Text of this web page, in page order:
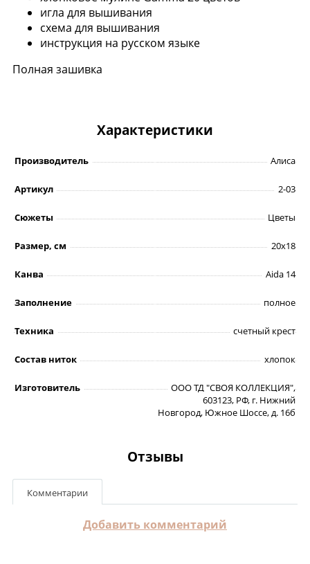
игла для вышивания
схема для вышивания
инструкция на русском языке
Полная зашивка
Характеристики
Производитель Алиса
Артикул 2-03
Сюжеты Цветы
Размер, см 20х18
Канва Aida 14
Заполнение полное
Техника счетный крест
Состав ниток хлопок
Изготовитель
ООО ТД "СВОЯ КОЛЛЕКЦИЯ",
603123, РФ, г. Нижний
Новгород, Южное Шоссе, д. 16б
Отзывы
Комментарии
Добавить комментарий